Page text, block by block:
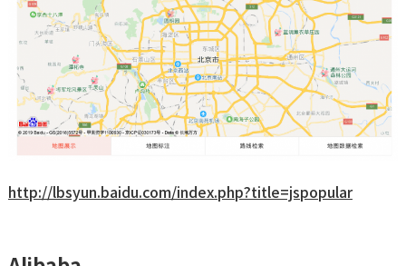
http://lbsyun.baidu.com/index.php?title=jspopular